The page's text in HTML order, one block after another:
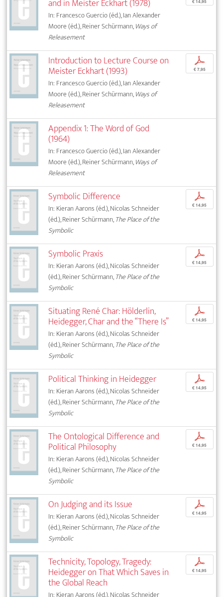
In: Francesco Guercio (éd.), Ian Alexander
Moore (éd.), Reiner Schürmann,Ways of
Releasement
€ 14,95
Introduction to Lecture Course on
Meister Eckhart (1993)
In: Francesco Guercio (éd.), Ian Alexander
Moore (éd.), Reiner Schürmann,Ways of
Releasement
p
€ 7,95
Appendix 1: The Word of God
(1964)
In: Francesco Guercio (éd.), Ian Alexander
Moore (éd.), Reiner Schürmann,Ways of
Releasement
Symbolic Difference
In: Kieran Aarons (éd.), Nicolas Schneider
(éd.), Reiner Schürmann,The Place of the
Symbolic
p
€ 14,95
Symbolic Praxis
In: Kieran Aarons (éd.), Nicolas Schneider
(éd.), Reiner Schürmann,The Place of the
Symbolic
p
€ 14,95
Situating René Char: Hölderlin,
Heidegger, Char and the “There Is”
In: Kieran Aarons (éd.), Nicolas Schneider
(éd.), Reiner Schürmann,The Place of the
Symbolic
p
€ 14,95
Political Thinking in Heidegger
In: Kieran Aarons (éd.), Nicolas Schneider
(éd.), Reiner Schürmann,The Place of the
Symbolic
p
€ 14,95
The Ontological Difference and
Political Philosophy
In: Kieran Aarons (éd.), Nicolas Schneider
(éd.), Reiner Schürmann,The Place of the
Symbolic
p
€ 14,95
On Judging and its Issue
In: Kieran Aarons (éd.), Nicolas Schneider
(éd.), Reiner Schürmann,The Place of the
Symbolic
p
€ 14,95
Technicity, Topology, Tragedy:
Heidegger on That Which Saves in
the Global Reach
In: Kieran Aarons (éd.), Nicolas Schneider
p
€ 14,95